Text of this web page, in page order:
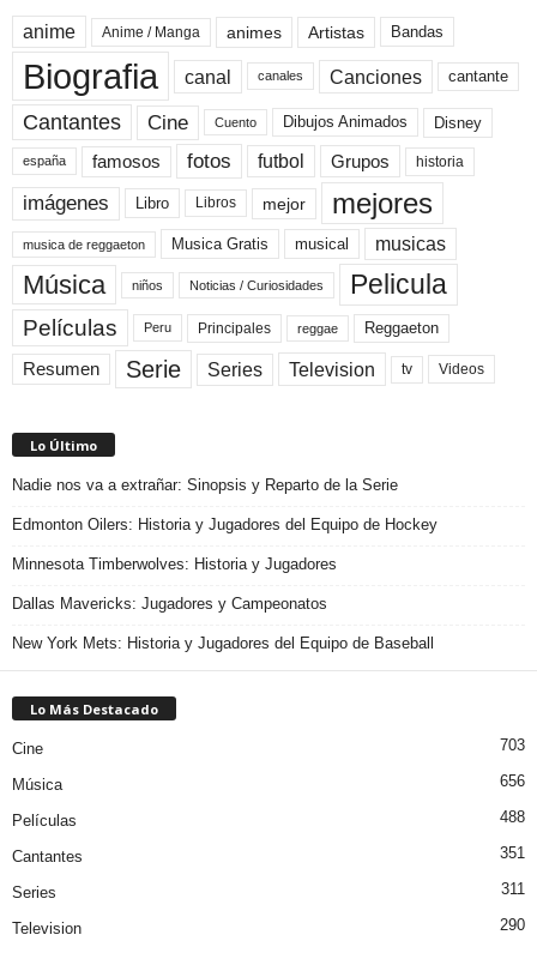
anime Anime / Manga animes Artistas Bandas
Biografia canal canales Canciones cantante
Cantantes Cine Cuento Dibujos Animados Disney
españa famosos fotos futbol Grupos historia
imágenes Libro Libros mejor mejores
musica de reggaeton Musica Gratis musical musicas
Música niños Noticias / Curiosidades Pelicula
Películas Peru Principales reggae Reggaeton
Resumen Serie Series Television tv Videos
Lo Último
Nadie nos va a extrañar: Sinopsis y Reparto de la Serie
Edmonton Oilers: Historia y Jugadores del Equipo de Hockey
Minnesota Timberwolves: Historia y Jugadores
Dallas Mavericks: Jugadores y Campeonatos
New York Mets: Historia y Jugadores del Equipo de Baseball
Lo Más Destacado
Cine 703
Música 656
Películas 488
Cantantes 351
Series 311
Television 290